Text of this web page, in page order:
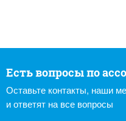
Есть вопросы по
Оставьте контакты, наши
и ответят на все вопросы